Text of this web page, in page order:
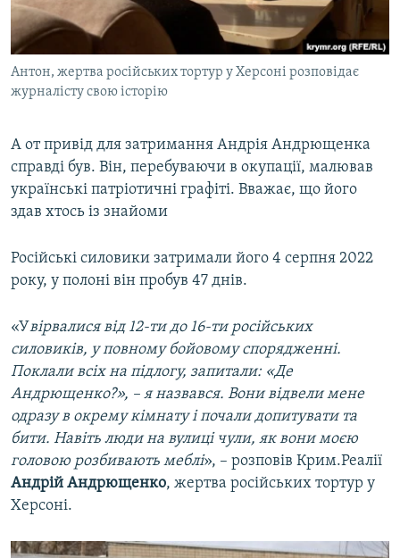
Антон, жертва російських тортур у Херсоні розповідає
журналісту свою історію
А от привід для затримання Андрія Андрющенка
справді був. Він, перебуваючи в окупації, малював
українські патріотичні графіті. Вважає, що його
здав хтось із знайоми
Російські силовики затримали його 4 серпня 2022
року, у полоні він пробув 47 днів.
«Увірвалися від 12-ти до 16-ти російських
силовиків, у повному бойовому спорядженні.
Поклали всіх на підлогу, запитали: «Де
Андрющенко?», – я назвався. Вони відвели мене
одразу в окрему кімнату і почали допитувати та
бити. Навіть люди на вулиці чули, як вони моєю
головою розбивають меблі», – розповів Крим.Реалії
Андрій Андрющенко, жертва російських тортур у
Херсоні.